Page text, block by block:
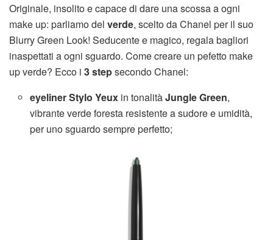
Originale, insolito e capace di dare una scossa a ogni
make up: parliamo del verde, scelto da Chanel per il suo
Blurry Green Look! Seducente e magico, regala bagliori
inaspettati a ogni sguardo. Come creare un pefetto make
up verde? Ecco i 3 stepsecondo Chanel:
eyeliner Stylo Yeux in tonalitàJungle Green,
vibrante verde foresta resistente a sudore e umidità,
per uno sguardo sempre perfetto;